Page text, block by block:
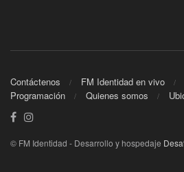
Contáctenos FM Identidad en vivo
Programación
Quienes somos
© FM Identidad - Desarrollo y hospedaje